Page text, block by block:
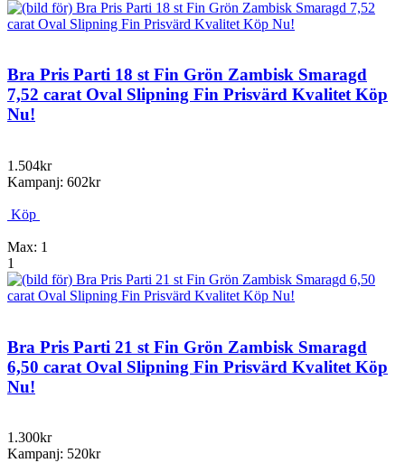
Bra Pris Parti 18 st Fin Grön Zambisk Smaragd
7,52 carat Oval Slipning Fin Prisvärd Kvalitet Köp
Nu!
1.504kr
Kampanj: 602kr
Köp
Max: 1
1
Bra Pris Parti 21 st Fin Grön Zambisk Smaragd
6,50 carat Oval Slipning Fin Prisvärd Kvalitet Köp
Nu!
1.300kr
Kampanj: 520kr